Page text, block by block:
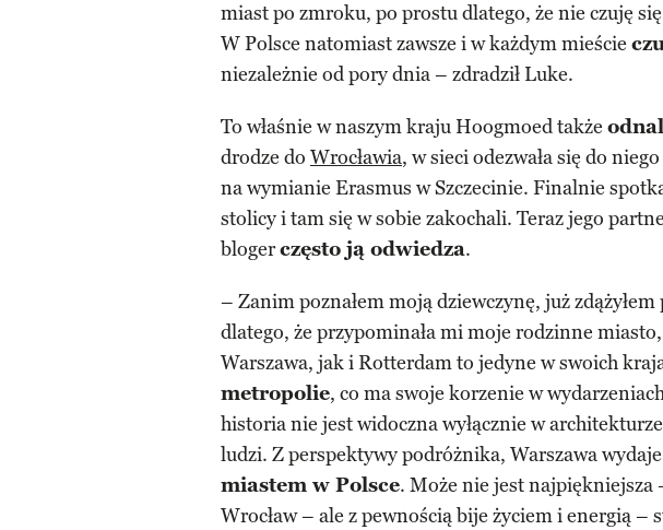
miast po zmroku, po prostu dlatego, że nie czuję
W Polsce natomiast zawsze i w każdym mieście
niezależnie od pory dnia – zdradził Luke.
To właśnie w naszym kraju Hoogmoed także
drodze do Wrocławia, w sieci odezwała się do
na wymianie Erasmus w Szczecinie. Finalnie
stolicy i tam się w sobie zakochali. Teraz jego
blogerczęsto ją odwiedza.
– Zanim poznałem moją dziewczynę, już
dlatego, że przypominała mi moje rodzinne
Warszawa, jak i Rotterdam to jedyne w swoich
metropolie, co ma swoje korzenie w
historia nie jest widoczna wyłącznie w
ludzi. Z perspektywy podróżnika, Warszawa
miastem w Polsce. Może nie jest
Wrocław – ale z pewnością bije życiem i energią –